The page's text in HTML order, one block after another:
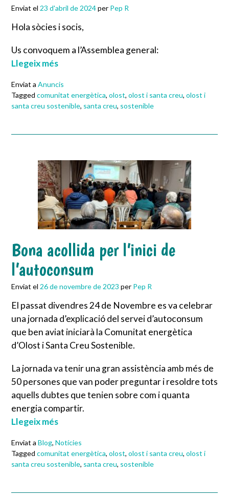
Enviat el 23 d'abril de 2024per Pep R
Hola sòcies i socis,
Us convoquem a l’Assemblea general:
Llegeix més
Enviat a Anuncis
Tagged comunitat energètica, olost, olost i santa creu, olost i
santa creu sostenible, santa creu, sostenible
Bona acollida per l’inici de
l’autoconsum
Enviat el 26 de novembre de 2023 per Pep R
El passat divendres 24 de Novembre es va celebrar
una jornada d’explicació del servei d’autoconsum
que ben aviat iniciarà la Comunitat energètica
d’Olost i Santa Creu Sostenible.
La jornada va tenir una gran assistència amb més de
50 persones que van poder preguntar i resoldre tots
aquells dubtes que tenien sobre com i quanta
energia compartir.
Llegeix més
Enviat a Blog, Notícies
Tagged comunitat energètica, olost, olost i santa creu, olost i
santa creu sostenible, santa creu, sostenible